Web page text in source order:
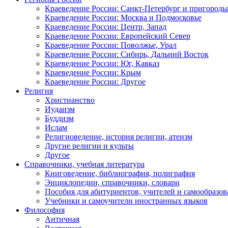
Краеведение России: Санкт-Петербург и пригороды
Краеведение России: Москва и Подмосковье
Краеведение России: Центр, Запад
Краеведение России: Европейский Север
Краеведение России: Поволжье, Урал
Краеведение России: Сибирь, Дальний Восток
Краеведение России: Юг, Кавказ
Краеведение России: Крым
Краеведение России: Другое
Религия
Христианство
Иудаизм
Буддизм
Ислам
Религиоведение, история религии, атеизм
Другие религии и культы
Другое
Справочники, учебная литература
Книговедение, библиография, полиграфия
Энциклопедии, справочники, словари
Пособия для абитуриентов, учителей и
Учебники и самоучители иностранных языков
Философия
Античная